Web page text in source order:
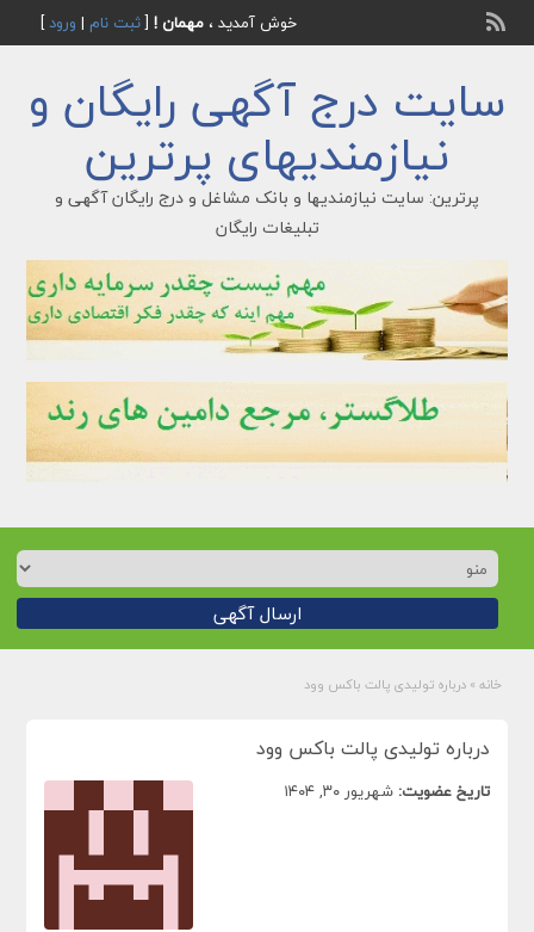
خوش آمدید ، مهمان ![ثبت نام | ورود]
سایت درج آگهی رایگان و
نیازمندیهای پرترین
پرترین: سایت نیازمندیها و بانک مشاغل و درج رایگان آگهی و
تبلیغات رایگان
ارسال آگهی
خانه » درباره تولیدی پالت باکس وود
درباره تولیدی پالت باکس وود
تاریخ عضویت: شهریور ۳۰, ۱۴۰۴